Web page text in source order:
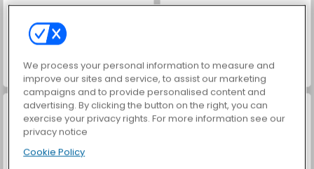
Hidden Object: Street of Secrets World War 2 Shooter
We process your personal information to measure and
improve our sites and service, to assist our marketing
campaigns and to provide personalised content and
advertising. By clicking the button on the right, you can
exercise your privacy rights. For more information see our
privacy notice
Cookie Policy